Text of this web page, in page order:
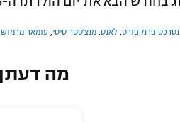
פרנקפורט לאנס מנצ'סטר סיטי עומאר מרמוש
מה